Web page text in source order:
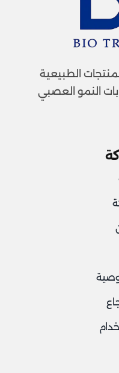
الطبيعية
النمو العصبي